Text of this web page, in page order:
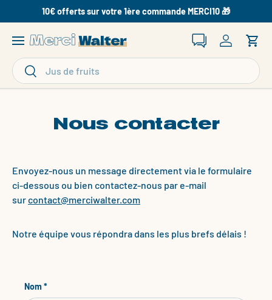
Aller au contenu
10€ offerts sur votre 1ère commande MERCI10 🎁
Recherche
Rechercher
Recherche
Se
Nous contacter
Envoyez-nous un message directement via le formulaire
ci-dessous ou bien contactez-nous par e-mail
surcontact@merciwalter.com
Notre équipe vous répondra dans les plus brefs délais !
Nom